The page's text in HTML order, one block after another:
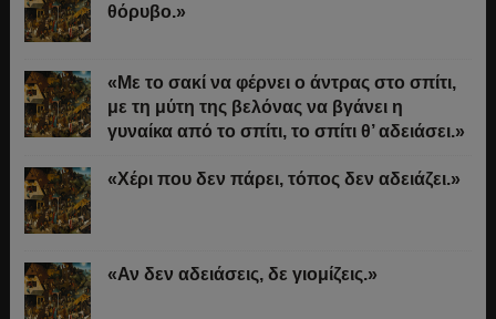
θόρυβο.»
«Με το σακί να φέρνει ο άντρας στο σπίτι,
με τη μύτη της βελόνας να βγάνει η
γυναίκα από το σπίτι, το σπίτι θ’ αδειάσει.»
«Χέρι που δεν πάρει, τόπος δεν αδειάζει.»
«Αν δεν αδειάσεις, δε γιομίζεις.»